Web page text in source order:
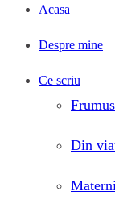
Acasa
Despre mine
Ce scriu
Din